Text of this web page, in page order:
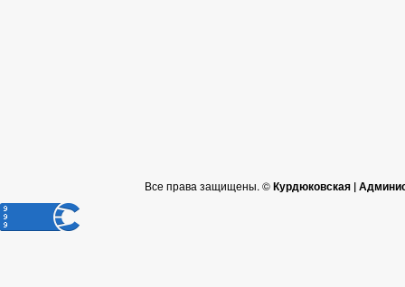
Все права защищены. ©Курдюковская |